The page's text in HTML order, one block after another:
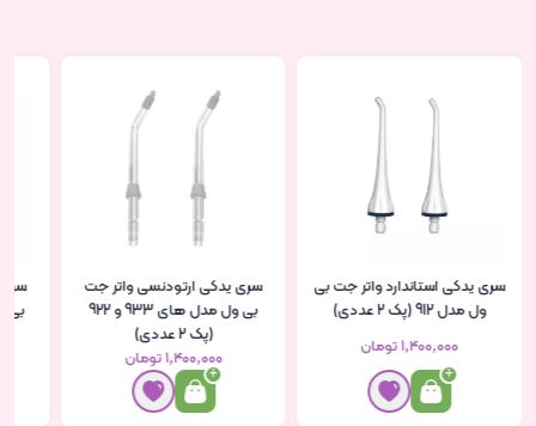
سری یدکی استاندارد واتر جت بی
ول مدل 912 (پک 2 عددی)
۱٬۴۰۰٬۰۰۰ تومان
سری یدکی ارتودنسی واتر جت
بی ول مدل های 933 و 922
(پک 2 عددی)
۱٬۴۰۰٬۰۰۰ تومان
بی ول